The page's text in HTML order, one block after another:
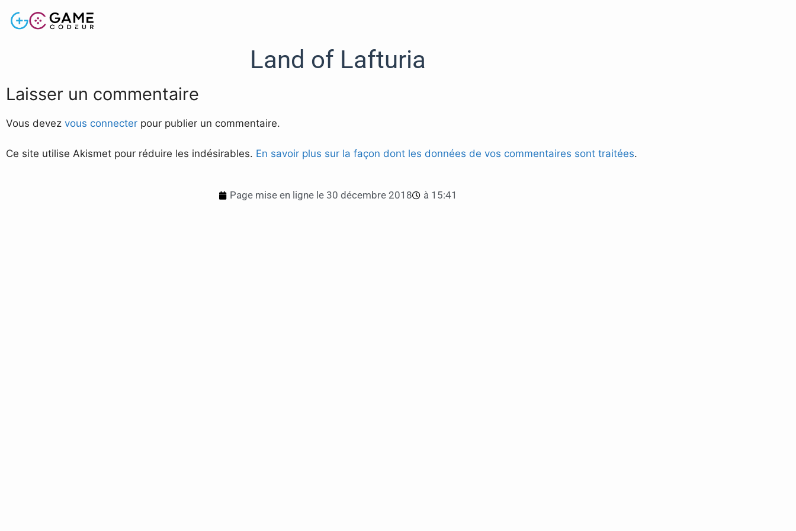
Land of Lafturia
Laisser un commentaire
Vous devez vous connecter pour publier un commentaire.
Ce site utilise Akismet pour réduire les indésirables. En savoir plus sur la façon dont les données de vos commentaires sont traitées.
Page mise en ligne le 30 décembre 2018 à 15:41